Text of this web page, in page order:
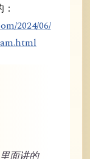
2024/06/
面讲的